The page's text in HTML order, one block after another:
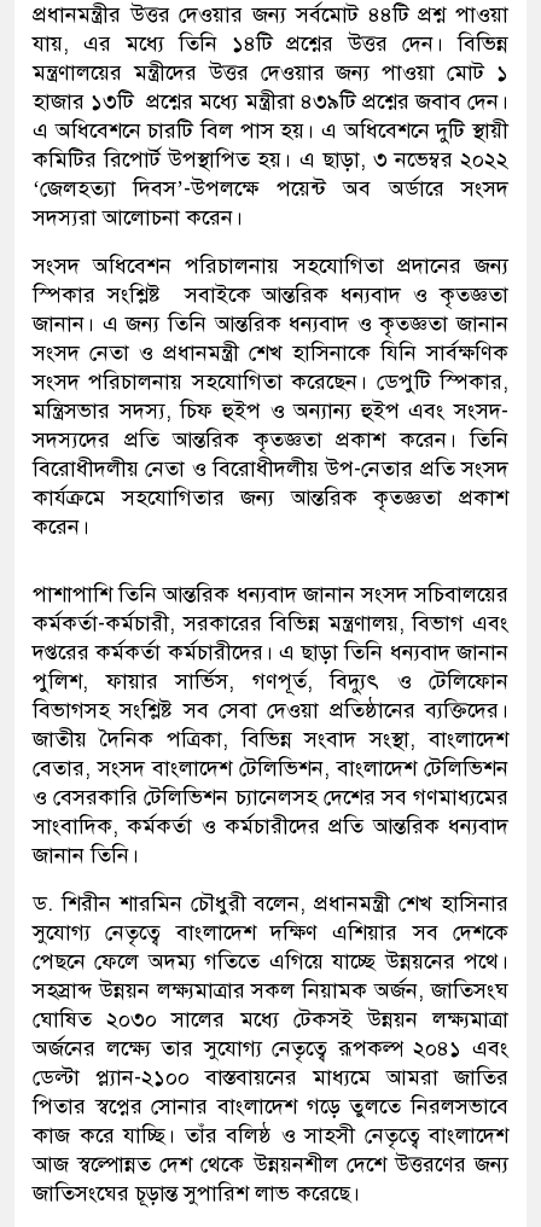
প্রধানমন্ত্রীর উত্তর দেওয়ার জন্য সর্বমোট ৪৪টি প্রশ্ন পাওয়া
যায়, এর মধ্যে তিনি ১৪টি প্রশ্নের উত্তর দেন। বিভিন্ন
মন্ত্রণালয়ের মন্ত্রীদের উত্তর দেওয়ার জন্য পাওয়া মোট ১
হাজার ১৩টি প্রশ্নের মধ্যে মন্ত্রীরা ৪৩৯টি প্রশ্নের জবাব দেন।
এ অধিবেশনে চারটি বিল পাস হয়। এ অধিবেশনে দুটি স্থায়ী
কমিটির রিপোর্ট উপস্থাপিত হয়। এ ছাড়া, ৩ নভেম্বর ২০২২
‘জেলহত্যা দিবস’-উপলক্ষে পয়েন্ট অব অর্ডারে সংসদ
সদস্যরা আলোচনা করেন।
সংসদ অধিবেশন পরিচালনায় সহযোগিতা প্রদানের জন্য
স্পিকার সংশ্লিষ্ট সবাইকে আন্তরিক ধন্যবাদ ও কৃতজ্ঞতা
জানান। এ জন্য তিনি আন্তরিক ধন্যবাদ ও কৃতজ্ঞতা জানান
সংসদ নেতা ও প্রধানমন্ত্রী শেখ হাসিনাকে যিনি সার্বক্ষণিক
সংসদ পরিচালনায় সহযোগিতা করেছেন। ডেপুটি স্পিকার,
মন্ত্রিসভার সদস্য, চিফ হুইপ ও অন্যান্য হুইপ এবং সংসদ-
সদস্যদের প্রতি আন্তরিক কৃতজ্ঞতা প্রকাশ করেন। তিনি
বিরোধীদলীয় নেতা ও বিরোধীদলীয় উপ-নেতার প্রতি সংসদ
কার্যক্রমে সহযোগিতার জন্য আন্তরিক কৃতজ্ঞতা প্রকাশ
করেন।
পাশাপাশি তিনি আন্তরিক ধন্যবাদ জানান সংসদ সচিবালয়ের
কর্মকর্তা-কর্মচারী, সরকারের বিভিন্ন মন্ত্রণালয়, বিভাগ এবং
দপ্তরের কর্মকর্তা কর্মচারীদের। এ ছাড়া তিনি ধন্যবাদ জানান
পুলিশ, ফায়ার সার্ভিস, গণপূর্ত, বিদ্যুৎ ও টেলিফোন
বিভাগসহ সংশ্লিষ্ট সব সেবা দেওয়া প্রতিষ্ঠানের ব্যক্তিদের।
জাতীয় দৈনিক পত্রিকা, বিভিন্ন সংবাদ সংস্থা, বাংলাদেশ
বেতার, সংসদ বাংলাদেশ টেলিভিশন, বাংলাদেশ টেলিভিশন
ও বেসরকারি টেলিভিশন চ্যানেলসহ দেশের সব গণমাধ্যমের
সাংবাদিক, কর্মকর্তা ও কর্মচারীদের প্রতি আন্তরিক ধন্যবাদ
জানান তিনি।
ড. শিরীন শারমিন চৌধুরী বলেন, প্রধানমন্ত্রী শেখ হাসিনার
সুযোগ্য নেতৃত্বে বাংলাদেশ দক্ষিণ এশিয়ার সব দেশকে
পেছনে ফেলে অদম্য গতিতে এগিয়ে যাচ্ছে উন্নয়নের পথে।
সহস্রাব্দ উন্নয়ন লক্ষ্যমাত্রার সকল নিয়ামক অর্জন, জাতিসংঘ
ঘোষিত ২০৩০ সালের মধ্যে টেকসই উন্নয়ন লক্ষ্যমাত্রা
অর্জনের লক্ষ্যে তার সুযোগ্য নেতৃত্বে রূপকল্প ২০৪১ এবং
ডেল্টা প্ল্যান-২১০০ বাস্তবায়নের মাধ্যমে আমরা জাতির
পিতার স্বপ্নের সোনার বাংলাদেশ গড়ে তুলতে নিরলসভাবে
কাজ করে যাচ্ছি। তাঁর বলিষ্ঠ ও সাহসী নেতৃত্বে বাংলাদেশ
আজ স্বল্পোন্নত দেশ থেকে উন্নয়নশীল দেশে উত্তরণের জন্য
জাতিসংঘের চূড়ান্ত সুপারিশ লাভ করেছে।